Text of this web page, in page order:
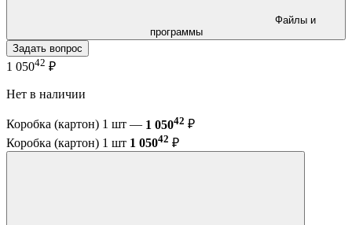
программы
Задать вопрос
1 05042 ₽
Нет в наличии
Коробка (картон) 1 шт — 1 05042 ₽
Коробка (картон) 1 шт 1 05042 ₽